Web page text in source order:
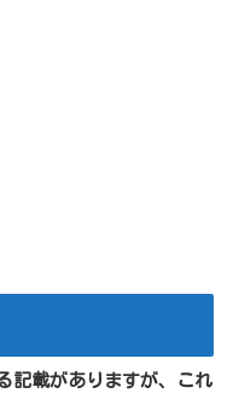
記載がありますが、これ